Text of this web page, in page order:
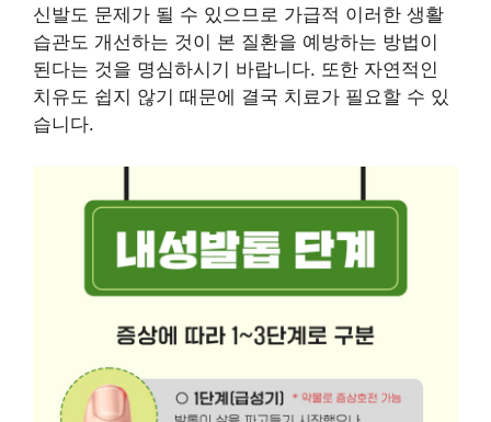
신발도 문제가 될 수 있으므로 가급적 이러한 생활
습관도 개선하는 것이 본 질환을 예방하는 방법이
된다는 것을 명심하시기 바랍니다. 또한 자연적인
치유도 쉽지 않기 때문에 결국 치료가 필요할 수 있
습니다.